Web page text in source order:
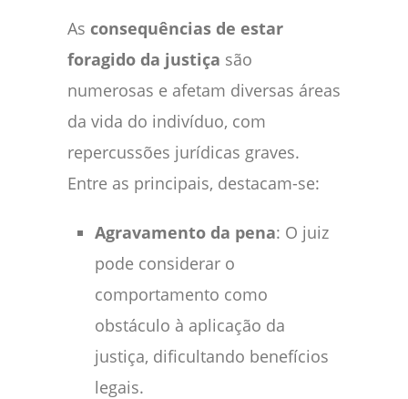
As consequências de estar
foragido da justiça são
numerosas e afetam diversas áreas
da vida do indivíduo, com
repercussões jurídicas graves.
Entre as principais, destacam-se:
Agravamento da pena: O juiz
pode considerar o
comportamento como
obstáculo à aplicação da
justiça, dificultando benefícios
legais.